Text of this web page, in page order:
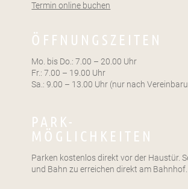
Termin online buchen
ÖFFNUNGSZEITEN
Mo. bis Do.: 7.00 – 20.00 Uhr
Fr.: 7.00 – 19.00 Uhr
Sa.: 9.00 – 13.00 Uhr (nur nach
PARK-
MÖGLICHKEITEN
Parken kostenlos direkt vor der Haustür.
und Bahn zu erreichen direkt am Bahnhof.